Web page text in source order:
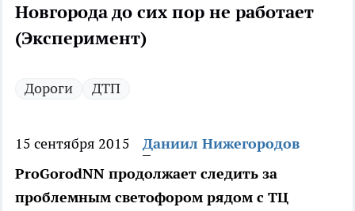
Новгорода до сих пор не работает
(Эксперимент)
Дороги ДТП
15 сентября 2015
Даниил Нижегородов
ProGorodNN продолжает следить за
проблемным светофором рядом с ТЦ